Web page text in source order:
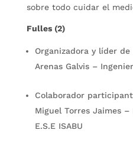
sobre todo cuidar el
Fulles (2)
Organizadora y líder
Arenas Galvis –
Colaborador
Miguel Torres Jaimes
E.S.E ISABU